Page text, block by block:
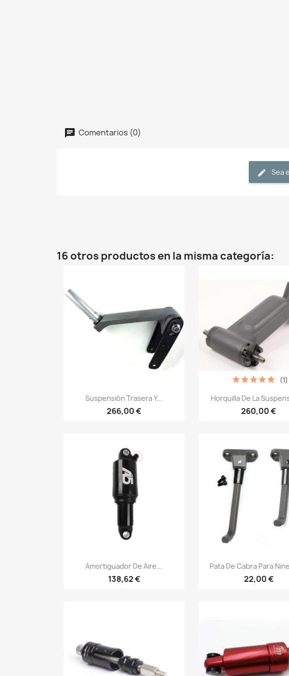
Comentarios (0)
Sea
16 otros productos en la misma categoría:
Vista rápida
Suspensión Trasera Y...
266,00 €
Vista rápida
Horquilla De La
260,00 €
(1)
Vista rápida
Amortiguador De Aire...
138,62 €
Vista rápida
Pata De Cabra Para
22,00 €